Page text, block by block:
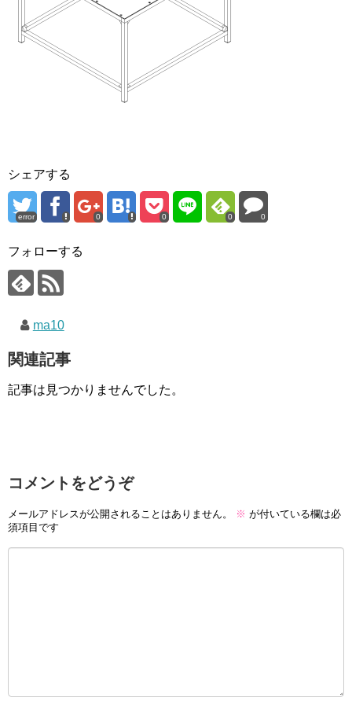
シェアする
error 0 0 0 0
フォローする
ma10
関連記事
記事は見つかりませんでした。
コメントをどうぞ
メールアドレスが公開されることはありません。 ※ が付いている欄は必
須項目です